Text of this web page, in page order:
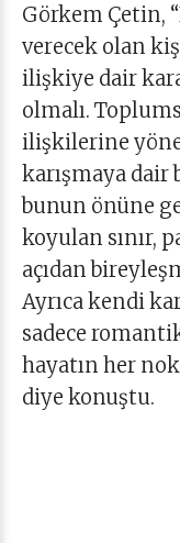
Görkem Çetin,
verecek olan
ilişkiye dair
olmalı.
ilişkilerine
karışmaya dair
bunun önüne
koyulan sınır,
açıdan
Ayrıca kendi
sadece
hayatın her
diye konuştu.